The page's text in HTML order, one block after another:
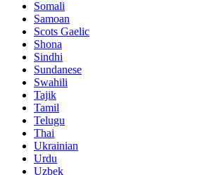
Somali
Samoan
Scots Gaelic
Shona
Sindhi
Sundanese
Swahili
Tajik
Tamil
Telugu
Thai
Ukrainian
Urdu
Uzbek